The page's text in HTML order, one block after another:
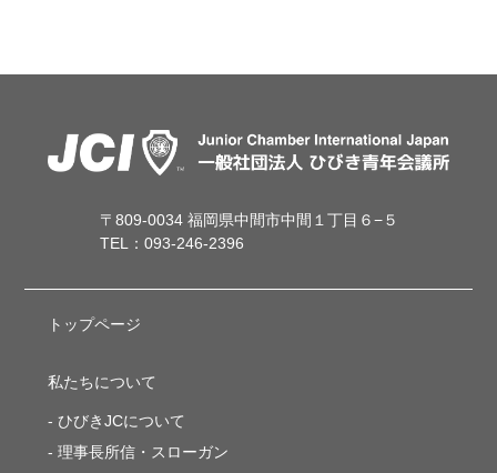
〒809-0034 福岡県中間市中間１丁目６−５
TEL：093-246-2396
トップページ
私たちについて
ひびきJCについて
理事長所信・スローガン